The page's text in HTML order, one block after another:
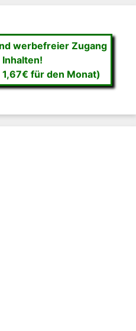
werbefreier Zugang
Inhalten!
für den Monat)